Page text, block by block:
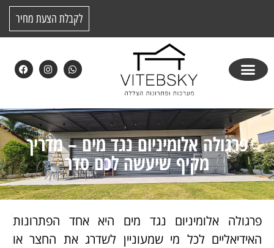
לקבלת הצעת מחיר
פרגולה אלומיניום נגד מים – מדריך
מקיף שיעשה לכם סדר
פרגולה אלומיניום נגד מים היא אחד הפתרונות
האידיאליים לכל מי שמעוניין לשדרג את החצר או